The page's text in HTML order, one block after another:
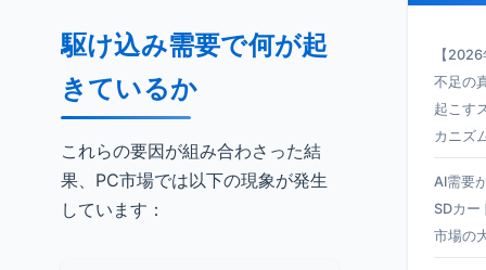
駆け込み需要で何が起
きているか
これらの要因が組み合わさった結
果、PC市場では以下の現象が発生
しています：
【
不足の
起こす
カニズ
AI需要
SDカー
市場の